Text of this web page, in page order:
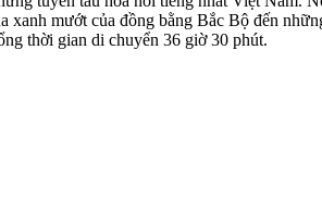
xanh mướt của đồng bằng Bắc Bộ đến
thời gian di chuyển 36 giờ 30 phút.